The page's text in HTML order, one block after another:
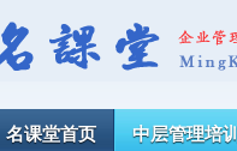
名课堂首页 中层管理培训